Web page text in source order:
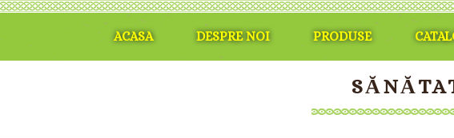
ACASA DESPRE NOI PRODUSE